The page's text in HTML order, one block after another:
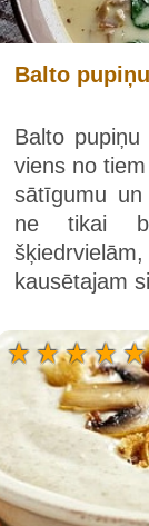
Balto
Balto
viens no
sātīgumu
ne tikai
kausētajam